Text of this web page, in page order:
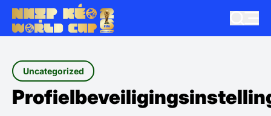
Uncategorized